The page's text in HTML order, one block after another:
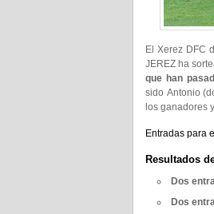
El Xerez DFC
JEREZ ha
que han
sido Antonio
los ganadores
Entradas para
Resultados
Dos
Dos